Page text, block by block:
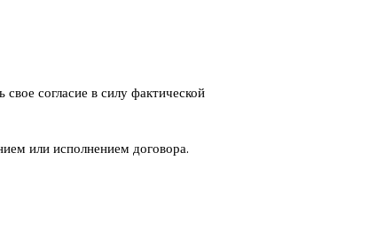
согласие в силу фактической
или исполнением договора.